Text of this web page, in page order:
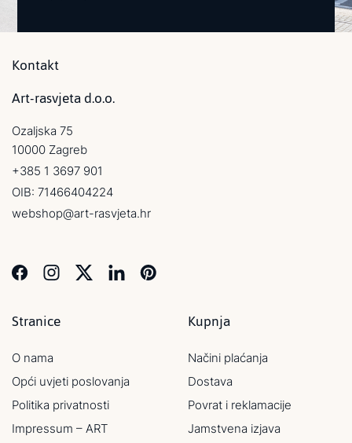
Kontakt
Art-rasvjeta d.o.o.
Ozaljska 75
10000 Zagreb
+385 1 3697 901
OIB: 71466404224
webshop@art-rasvjeta.hr
Stranice
O nama
Opći uvjeti poslovanja
Politika privatnosti
Impressum – ART
Kupnja
Načini plaćanja
Dostava
Povrat i reklamacije
Jamstvena izjava